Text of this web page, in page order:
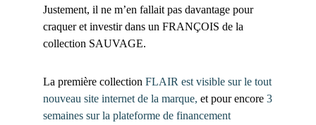
Justement, il ne m’en fallait pas davantage pour
craquer et investir dans un FRANÇOIS de la
collection SAUVAGE.
La première collection FLAIR est visible sur le tout
nouveau site internet de la marque, et pour encore 3
semaines sur la plateforme de financement